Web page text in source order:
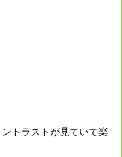
トラストが見ていて楽